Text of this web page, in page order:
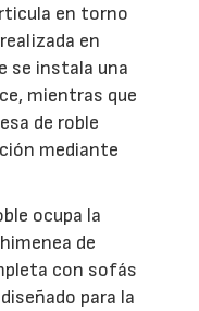
en torno
en
se instala una
mientras que
de roble
mediante
ocupa la
de
con sofás
para la